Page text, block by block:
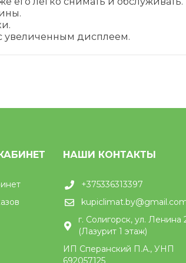
увеличенным дисплеем.
НАШИ КОНТАКТЫ
+375336313397
г. Солигорск, ул. Ленина
(Лазурит 1 этаж)
ИП Сперанский П.А., УНП
692057125